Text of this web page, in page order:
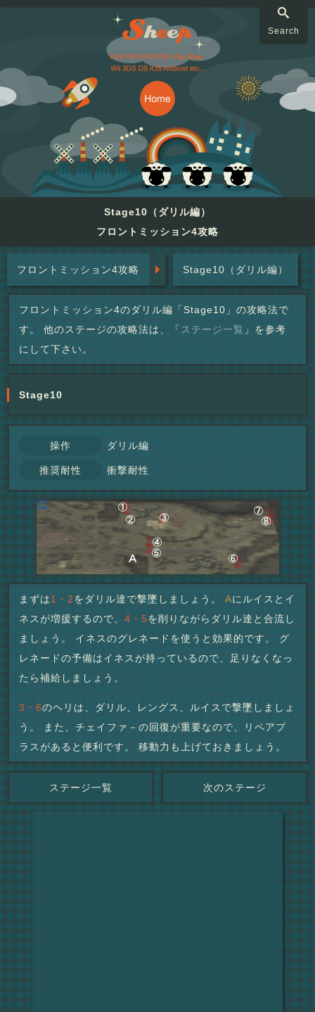
Search
Stage10（ダリル編）
フロントミッション4攻略
フロントミッション4攻略 Stage10（ダリル編）
フロントミッション4のダリル編「Stage10」の攻略法で
す。 他のステージの攻略法は、「 ステージ一覧 」を参考
にして下さい。
Stage10
操作 ダリル編
推奨耐性 衝撃耐性
まずは1・2をダリル達で撃墜しましょう。 Aにルイスとイ
ネスが増援するので、 4・5を削りながらダリル達と合流し
ましょう。 イネスのグレネードを使うと効果的です。 グ
レネードの予備はイネスが持っているので、足りなくなっ
たら補給しましょう。
3・6のヘリは、ダリル、レングス、ルイスで撃墜しましょ
う。 また、チェイファ－の回復が重要なので、リペアプ
ラスがあると便利です。 移動力も上げておきましょう。
ステージ一覧 次のステージ